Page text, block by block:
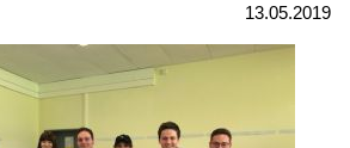
13.05.2019